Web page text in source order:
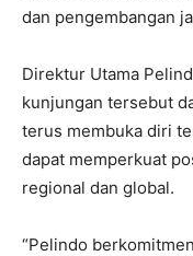
dan pengembangan
Direktur Utama
kunjungan tersebut
terus membuka diri
dapat memperkuat
regional dan global.
“Pelindo